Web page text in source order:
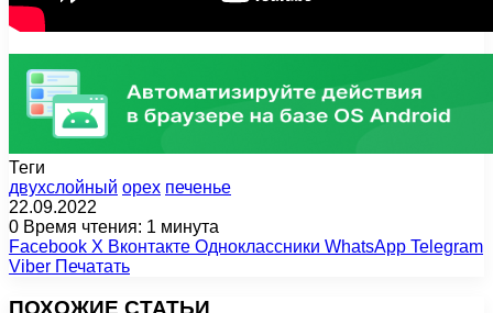
Теги
двухслойный орех печенье
22.09.2022
0 Время чтения: 1 минута
Facebook X Вконтакте Одноклассники WhatsApp Telegram
Viber Печатать